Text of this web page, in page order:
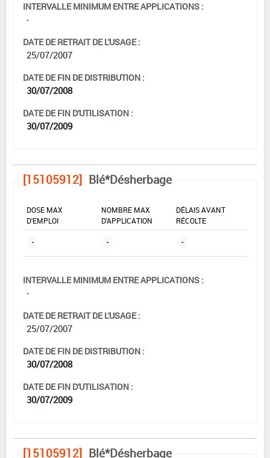
INTERVALLE MINIMUM ENTRE APPLICATIONS :
-
DATE DE RETRAIT DE L'USAGE :
25/07/2007
DATE DE FIN DE DISTRIBUTION :
30/07/2008
DATE DE FIN D'UTILISATION :
30/07/2009
[15105912] Blé*Désherbage
DOSE MAX
D'EMPLOI
NOMBRE MAX
D'APPLICATION
DÉLAIS AVANT
RÉCOLTE
- - -
INTERVALLE MINIMUM ENTRE APPLICATIONS :
-
DATE DE RETRAIT DE L'USAGE :
25/07/2007
DATE DE FIN DE DISTRIBUTION :
30/07/2008
DATE DE FIN D'UTILISATION :
30/07/2009
[15105912] Blé*Désherbage